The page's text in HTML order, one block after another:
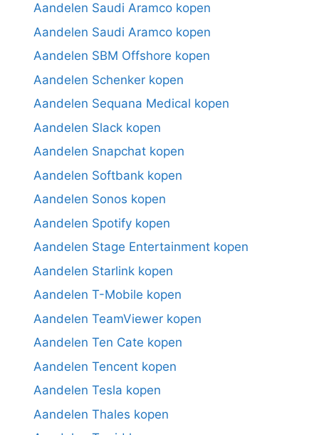
Aandelen Saudi Aramco kopen
Aandelen Saudi Aramco kopen
Aandelen SBM Offshore kopen
Aandelen Schenker kopen
Aandelen Sequana Medical kopen
Aandelen Slack kopen
Aandelen Snapchat kopen
Aandelen Softbank kopen
Aandelen Sonos kopen
Aandelen Spotify kopen
Aandelen Stage Entertainment kopen
Aandelen Starlink kopen
Aandelen T-Mobile kopen
Aandelen TeamViewer kopen
Aandelen Ten Cate kopen
Aandelen Tencent kopen
Aandelen Tesla kopen
Aandelen Thales kopen